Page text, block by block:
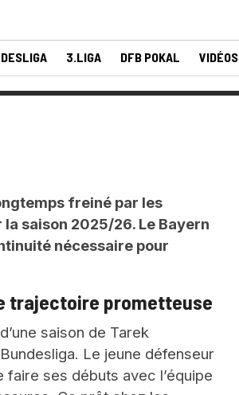
3.LIGA DFB POKAL VIDÉOS
freiné par les
saison 2025/26. Le Bayern
nécessaire pour
trajectoire prometteuse
saison de Tarek
Le jeune défenseur
faire ses débuts avec l’équipe